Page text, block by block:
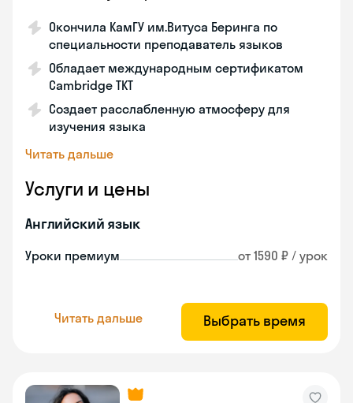
Окончила КамГУ им.Витуса Беринга по
специальности преподаватель языков
Обладает международным сертификатом
Cambridge TKT
Создает расслабленную атмосферу для
изучения языка
Читать дальше
Услуги и цены
Английский язык
Уроки премиум от 1590 ₽ / урок
Читать дальше Выбрать время